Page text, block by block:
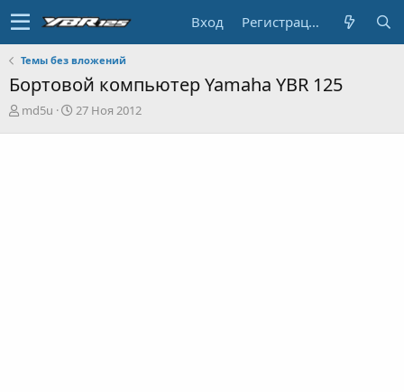
Вход Регистрация
Темы без вложений
Бортовой компьютер Yamaha YBR 125
А
md5u
Д
27 Ноя 2012